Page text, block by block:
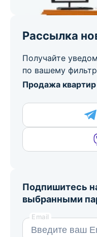
Рассылка
Получайте
по вашему
Продажа
Подпишитесь
выбранными
Email